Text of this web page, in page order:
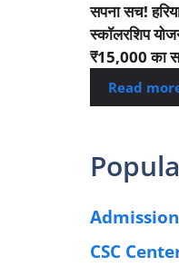
सपना सच!
स्कॉलरशिप
₹15,000 का
Read
CSC